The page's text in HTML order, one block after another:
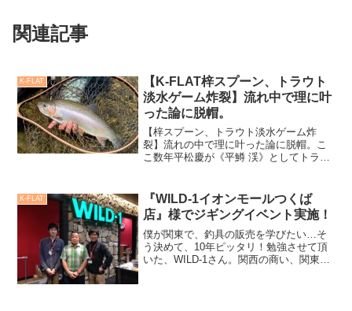
関連記事
K-FLAT
【K-FLAT梓スプーン、トラウト
淡水ゲーム炸裂】流れ中で理に叶
った論に脱帽。
【梓スプーン、トラウト淡水ゲーム炸
裂】流れの中で理に叶った論に脱帽。こ
こ数年平松慶が《平鱒 渓》としてトラウ
FLAT株式会社が提案してきたのは海の陸
っぱりとして楽しむた...
K-FLAT
『WILD-1イオンモールつくば
店』様でジギングイベント実施！
僕が関東で、釣具の販売を学びたい…そ
う決めて、10年ピッタリ！勉強させて頂
いた、WILD-1さん。関西の商い、関東の